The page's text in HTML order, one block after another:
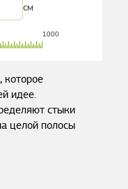
см
1000
которое
идее.
стыки
целой полосы